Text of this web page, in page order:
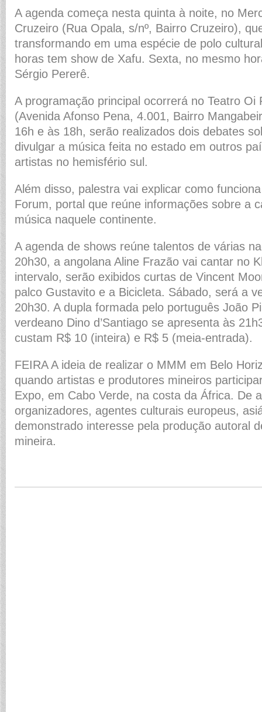
A agenda começa nesta quinta à noite, no
Cruzeiro (Rua Opala, s/nº, Bairro Cruzeiro),
transformando em uma espécie de polo
horas tem show de Xafu. Sexta, no mesmo
Sérgio Pererê.
A programação principal ocorrerá no Teatro Oi
(Avenida Afonso Pena, 4.001, Bairro
16h e às 18h, serão realizados dois debates
divulgar a música feita no estado em outros
artistas no hemisfério sul.
Além disso, palestra vai explicar como
Forum, portal que reúne informações sobre a
música naquele continente.
A agenda de shows reúne talentos de várias
20h30, a angolana Aline Frazão vai cantar no
intervalo, serão exibidos curtas de Vincent
palco Gustavito e a Bicicleta. Sábado, será a
20h30. A dupla formada pelo português João
verdeano Dino d’Santiago se apresenta às
custam R$ 10 (inteira) e R$ 5 (meia-entrada).
FEIRA A ideia de realizar o MMM em Belo
quando artistas e produtores mineiros
Expo, em Cabo Verde, na costa da África. De
organizadores, agentes culturais europeus,
demonstrado interesse pela produção autoral
mineira.